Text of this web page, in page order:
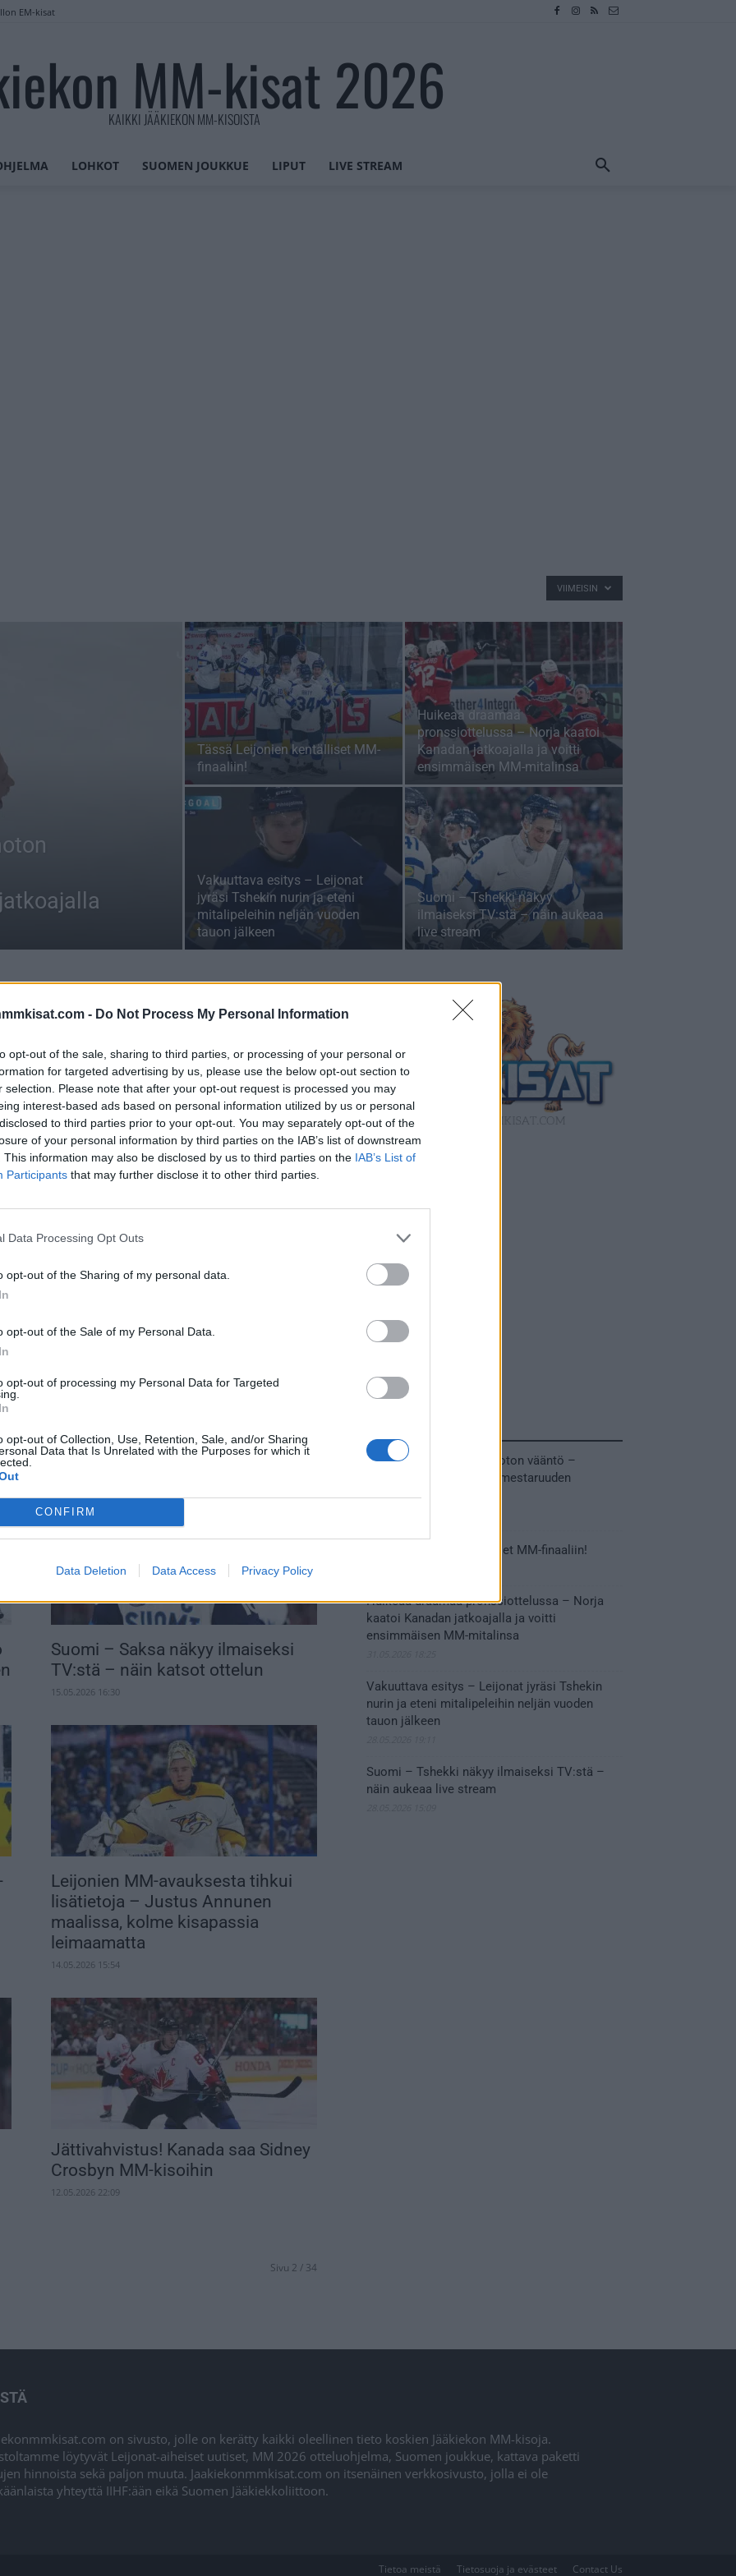
- Do Not Process My Personal Information
opt-out of the sale, sharing to third parties, or processing of your personal or
for targeted advertising by us, please use the below opt-out section to
selection. Please note that after your opt-out request is processed you may
interest-based ads based on personal information utilized by us or personal
to third parties prior to your opt-out. You may separately opt-out of the
of your personal information by third parties on the IAB’s list of downstream
This information may also be disclosed by us to third parties on the IAB’s List of
Participants that may further disclose it to other third parties.
Data Processing Opt Outs
opt-out of the Sharing of my personal data.
opt-out of the Sale of my Personal Data.
opt-out of processing my Personal Data for Targeted
opt-out of Collection, Use, Retention, Sale, and/or Sharing
Data that Is Unrelated with the Purposes for which it
CONFIRM
Data Deletion Data Access Privacy Policy
EM-kisat
MM-kisat 2026
KAIKKI JÄÄKIEKON MM-KISOISTA
LOHKOT SUOMEN JOUKKUE LIPUT LIVE STREAM
VIIMEISIN
Tässä Leijonien kentälliset MM-
finaaliin!
Huikeaa draamaa
pronssiottelussa – Norja kaatoi
Kanadan jatkoajalla ja voitti
ensimmäisen MM-mitalinsa
Vakuuttava esitys – Leijonat
jyräsi Tshekin nurin ja eteni
mitalipeleihin neljän vuoden
tauon jälkeen
Suomi – Tshekki näkyy
ilmaiseksi TV:stä – näin aukeaa
live stream
Suomi – USA näkyy ilmaiseksi
TV:stä – tässä live stream
Unkari-otteluun!
Suomi – Saksa näkyy ilmaiseksi
TV:stä – näin katsot ottelun
15.05.2026 16:30
Leijonien MM-avauksesta tihkui
lisätietoja – Justus Annunen
maalissa, kolme kisapassia
leimaamatta
14.05.2026 15:54
Jättivahvistus! Kanada saa Sidney
Crosbyn MM-kisoihin
12.05.2026 22:09
Sivu 2 / 34
MM-kullasta käytiin armoton vääntö –
Leijonat voitti maailmanmestaruuden
jatkoajalla
Tässä Leijonien kentälliset MM-finaaliin!
Huikeaa draamaa pronssiottelussa – Norja
kaatoi Kanadan jatkoajalla ja voitti
ensimmäisen MM-mitalinsa
Vakuuttava esitys – Leijonat jyräsi Tshekin
nurin ja eteni mitalipeleihin neljän vuoden
tauon jälkeen
Suomi – Tshekki näkyy ilmaiseksi TV:stä –
näin aukeaa live stream
on sivusto, jolle on kerätty kaikki oleellinen tieto koskien Jääkiekon MM-kisoja.
löytyvät Leijonat-aiheiset uutiset, MM 2026 otteluohjelma, Suomen joukkue, kattava paketti
hinnoista sekä paljon muuta. Jaakiekonmmkisat.com on itsenäinen verkkosivusto, jolla ei ole
yhteyttä IIHF:ään eikä Suomen Jääkiekkoliittoon.
Tietoa meistä Tietosuoja ja evästeet Contact Us